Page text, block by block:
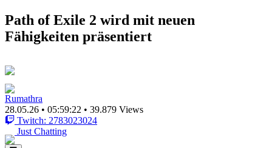
Path of Exile 2 wird mit neuen
Fähigkeiten präsentiert
Rumathra
28.05.26 • 05:59:22 • 39.879 Views
Twitch: 2783023024
Just Chatting